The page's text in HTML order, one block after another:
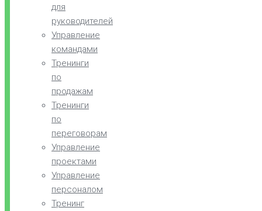
для
руководителей
Управление
командами
Тренинги
по
продажам
Тренинги
по
переговорам
Управление
проектами
Управление
персоналом
Тренинг